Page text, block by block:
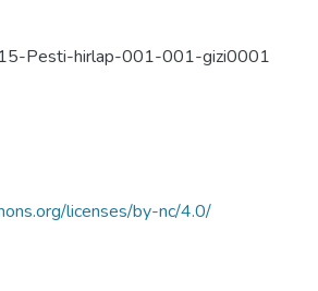
Pesti-hirlap-001-001-gizi0001
licenses/by-nc/4.0/